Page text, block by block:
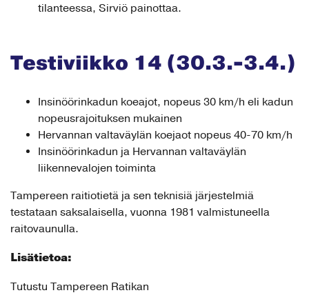
tilanteessa, Sirviö painottaa.
Testiviikko 14 (30.3.-3.4.)
Insinöörinkadun koeajot, nopeus 30 km/h eli kadun
nopeusrajoituksen mukainen
Hervannan valtaväylän koejaot nopeus 40-70 km/h
Insinöörinkadun ja Hervannan valtaväylän
liikennevalojen toiminta
Tampereen raitiotietä ja sen teknisiä järjestelmiä
testataan saksalaisella, vuonna 1981 valmistuneella
raitovaunulla.
Lisätietoa:
Tutustu Tampereen Ratikan